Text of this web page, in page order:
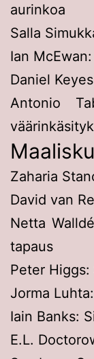
aurinkoa
Salla
Ian
Daniel
Antonio
Zaharia
David van
Netta
tapaus
Peter Higgs:
Jorma
Iain Banks:
E.L.